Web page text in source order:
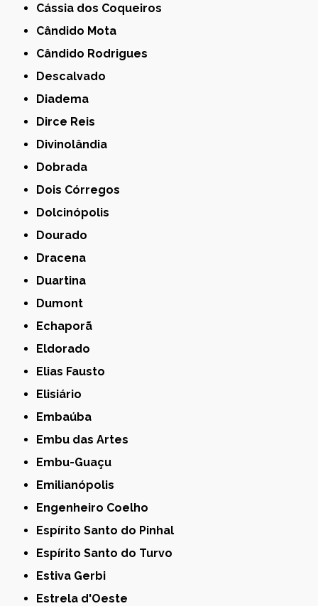
Cássia dos Coqueiros
Cândido Mota
Cândido Rodrigues
Descalvado
Diadema
Dirce Reis
Divinolândia
Dobrada
Dois Córregos
Dolcinópolis
Dourado
Dracena
Duartina
Dumont
Echaporã
Eldorado
Elias Fausto
Elisiário
Embaúba
Embu das Artes
Embu-Guaçu
Emilianópolis
Engenheiro Coelho
Espírito Santo do Pinhal
Espírito Santo do Turvo
Estiva Gerbi
Estrela d'Oeste